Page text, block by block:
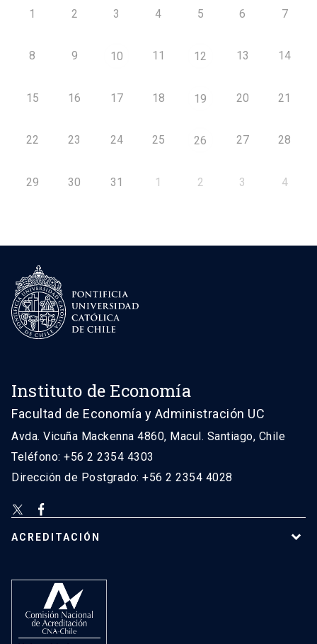
1 2 3 4 5 6 7
8 9 10 11 12 13 14
15 16 17 18 19 20 21
22 23 24 25 26 27 28
29 30 31 1 2 3 4
Instituto de Economía
Facultad de Economía y Administración UC
Avda. Vicuña Mackenna 4860, Macul. Santiago, Chile
Teléfono: +56 2 2354 4303
Dirección de Postgrado: +56 2 2354 4028
ACREDITACIÓN